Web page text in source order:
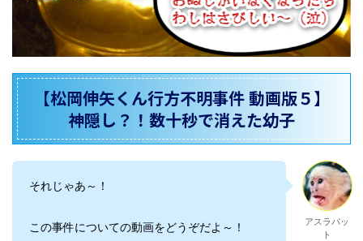
【松岡伸矢くん行方不明事件 動画版５】
神隠し？！数十秒で消えた幼子
それじゃあ～！
この事件についての動画をどうぞだよ～！
アスラパッ
ト